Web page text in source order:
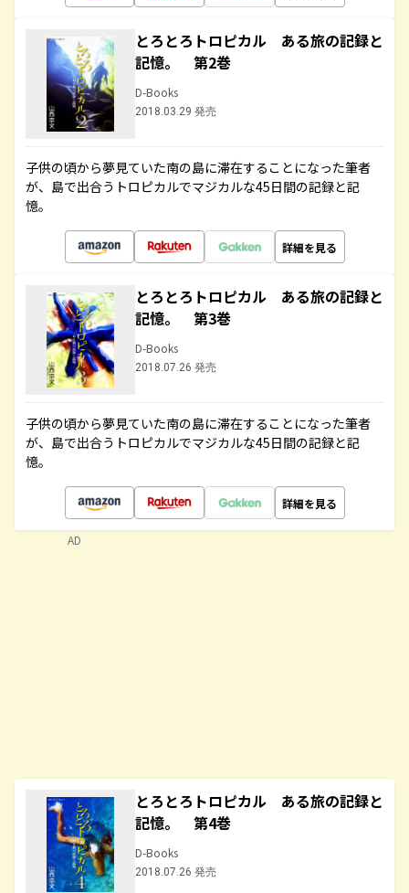
とろとろトロピカル ある旅の記録と
記憶。 第2巻
D-Books
2018.03.29 発売
子供の頃から夢見ていた南の島に滞在することになった筆者
が、島で出合うトロピカルでマジカルな45日間の記録と記
憶。
詳細を見る
とろとろトロピカル ある旅の記録と
記憶。 第3巻
D-Books
2018.07.26 発売
子供の頃から夢見ていた南の島に滞在することになった筆者
が、島で出合うトロピカルでマジカルな45日間の記録と記
憶。
詳細を見る
とろとろトロピカル ある旅の記録と
記憶。 第4巻
D-Books
2018.07.26 発売
AD